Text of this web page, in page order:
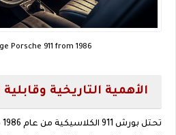
Porsche 911 from 1986
الأهمية التاريخية